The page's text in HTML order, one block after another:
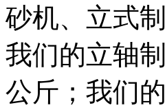
砂机、立式
我们的立轴
公斤；我们